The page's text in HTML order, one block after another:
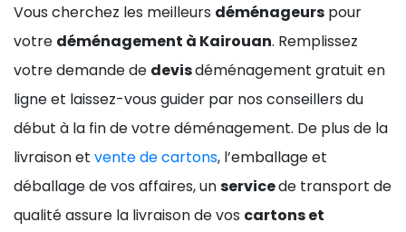
Vous cherchez les meilleurs déménageurs pour
votre déménagement à Kairouan. Remplissez
votre demande de devisdéménagement gratuit en
ligne et laissez-vous guider par nos conseillers du
début à la fin de votre déménagement. De plus de la
livraison et vente de cartons, l’emballage et
déballage de vos affaires, unservicede transport de
qualité assure la livraison de vos cartons et